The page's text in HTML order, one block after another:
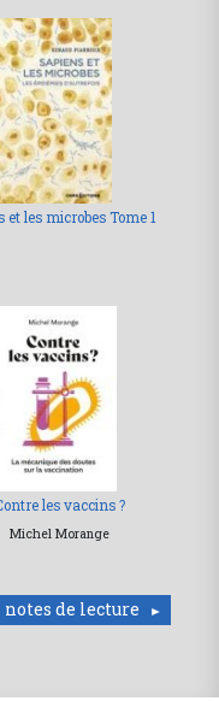
et les microbes Tome 1
les vaccins ?
Michel Morange
notes de lecture